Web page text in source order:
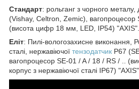
Стандарт: рольганг з чорного
(Vishay, Celtron, Zemic), вагопроцесор
(висота цифр 18 мм, LED, IP54) "AXIS".
Еліт: Пилі-вологозахисне виконання,
сталі, нержавіючої тензодатчик P67
вагопроцесор SE-01 / A / 18 / RS / ..
корпус з нержавіючої сталі IP67) "AXIS".